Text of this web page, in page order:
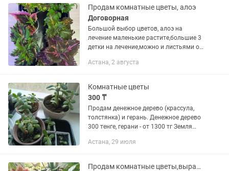
Продам комнатные цветы, алоэ
Договорная
Большой выбор цветов, алоэ на
лечение маленькие растите,большие 3
детки на лечение,можно и листьями от
4000,герани,колеусы,фикусы,золотой
других, Светлана
Астана, 2 августа
Комнатные цветы
300 ₸
Продам денежное дерево (крассула,
толстянка) и герань. Денежное дерево
300 тенге, герани - от 1300 тг Земля
интенсивно, неприхотливые в уходе. Их
Астана, 29 июля
Продам комнатные цветы,выращиваю сама и выезжаю на пересадку на дому